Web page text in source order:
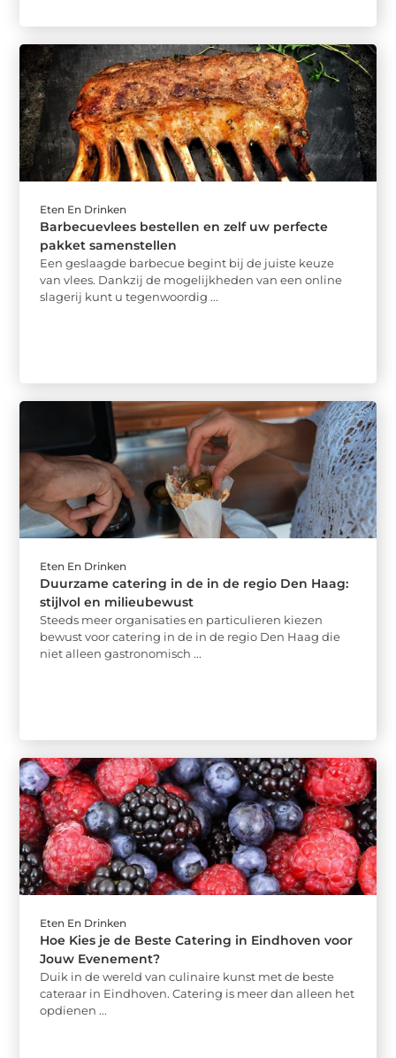
Eten En Drinken
Barbecuevlees bestellen en zelf uw perfecte
pakket samenstellen
Een geslaagde barbecue begint bij de juiste keuze
van vlees. Dankzij de mogelijkheden van een online
slagerij kunt u tegenwoordig ...
Eten En Drinken
Duurzame catering in de in de regio Den Haag:
stijlvol en milieubewust
Steeds meer organisaties en particulieren kiezen
bewust voor catering in de in de regio Den Haag die
niet alleen gastronomisch ...
Eten En Drinken
Hoe Kies je de Beste Catering in Eindhoven voor
Jouw Evenement?
Duik in de wereld van culinaire kunst met de beste
cateraar in Eindhoven. Catering is meer dan alleen het
opdienen ...